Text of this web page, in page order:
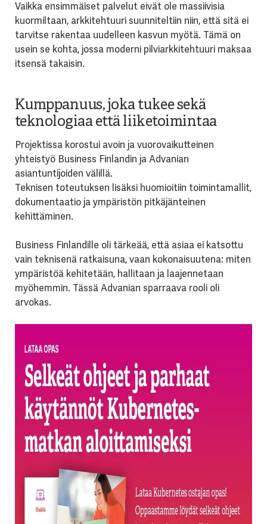
Vaikka ensimmäiset palvelut eivät ole massiivisia
kuormiltaan, arkkitehtuuri suunniteltiin niin, että sitä ei
tarvitse rakentaa uudelleen kasvun myötä. Tämä on
usein se kohta, jossa moderni pilviarkkitehtuuri maksaa
itsensä takaisin.
Kumppanuus, joka tukee sekä
teknologiaa että liiketoimintaa
Projektissa korostui avoin ja vuorovaikutteinen
yhteistyö Business Finlandin ja Advanian
asiantuntijoiden välillä.
Teknisen toteutuksen lisäksi huomioitiin toimintamallit,
dokumentaatio ja ympäristön pitkäjänteinen
kehittäminen.
Business Finlandille oli tärkeää, että asiaa ei katsottu
vain teknisenä ratkaisuna, vaan kokonaisuutena: miten
ympäristöä kehitetään, hallitaan ja laajennetaan
myöhemmin. Tässä Advanian sparraava rooli oli
arvokas.